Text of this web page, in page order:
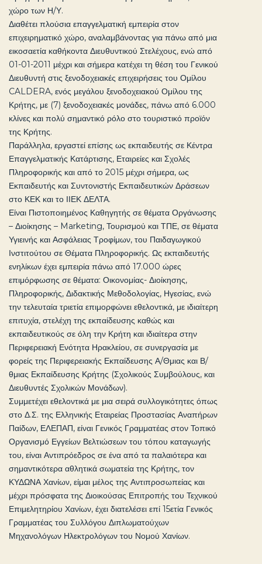
χώρο των Η/Υ.
Διαθέτει πλούσια επαγγελματική εμπειρία στον
επιχειρηματικό χώρο, αναλαμβάνοντας για πάνω από μια
εικοσαετία καθήκοντα Διευθυντικού Στελέχους, ενώ από
01-01-2011 μέχρι και σήμερα κατέχει τη θέση του Γενικού
Διευθυντή στις ξενοδοχειακές επιχειρήσεις του Ομίλου
CALDERA, ενός μεγάλου ξενοδοχειακού Ομίλου της
Κρήτης, με (7) ξενοδοχειακές μονάδες, πάνω από 6.000
κλίνες και πολύ σημαντικό ρόλο στο τουριστικό προϊόν
της Κρήτης.
Παράλληλα, εργαστεί επίσης ως εκπαιδευτής σε Κέντρα
Επαγγελματικής Κατάρτισης, Εταιρείες και Σχολές
Πληροφορικής και από το 2015 μέχρι σήμερα, ως
Εκπαιδευτής και Συντονιστής Εκπαιδευτικών Δράσεων
στο ΚΕΚ και το ΙΙΕΚ ΔΕΛΤΑ.
Είναι Πιστοποιημένος Καθηγητής σε θέματα Οργάνωσης
– Διοίκησης – Marketing, Τουρισμού και ΤΠΕ, σε θέματα
Υγιεινής και Ασφάλειας Τροφίμων, του Παιδαγωγικού
Ινστιτούτου σε Θέματα Πληροφορικής. Ως εκπαιδευτής
ενηλίκων έχει εμπειρία πάνω από 17.000 ώρες
επιμόρφωσης σε θέματα: Οικονομίας- Διοίκησης,
Πληροφορικής, Διδακτικής Μεθοδολογίας, Ηγεσίας, ενώ
την τελευταία τριετία επιμορφώνει εθελοντικά, με ιδιαίτερη
επιτυχία, στελέχη της εκπαίδευσης καθώς και
εκπαιδευτικούς σε όλη την Κρήτη και ιδιαίτερα στην
Περιφερειακή Ενότητα Ηρακλείου, σε συνεργασία με
φορείς της Περιφερειακής Εκπαίδευσης Α/Θμιας και Β/
θμιας Εκπαίδευσης Κρήτης (Σχολικούς Συμβούλους, και
Διευθυντές Σχολικών Μονάδων).
Συμμετέχει εθελοντικά με μια σειρά συλλογικότητες όπως
στο Δ.Σ. της Ελληνικής Εταιρείας Προστασίας Αναπήρων
Παίδων, ΕΛΕΠΑΠ, είναι Γενικός Γραμματέας στον Τοπικό
Οργανισμό Εγγείων Βελτιώσεων του τόπου καταγωγής
του, είναι Αντιπρόεδρος σε ένα από τα παλαιότερα και
σημαντικότερα αθλητικά σωματεία της Κρήτης, τον
ΚΥΔΩΝΑ Χανίων, είμαι μέλος της Αντιπροσωπείας και
μέχρι πρόσφατα της Διοικούσας Επιτροπής του Τεχνικού
Επιμελητηρίου Χανίων, έχει διατελέσει επί 15ετία Γενικός
Γραμματέας του Συλλόγου Διπλωματούχων
Μηχανολόγων Ηλεκτρολόγων του Νομού Χανίων.